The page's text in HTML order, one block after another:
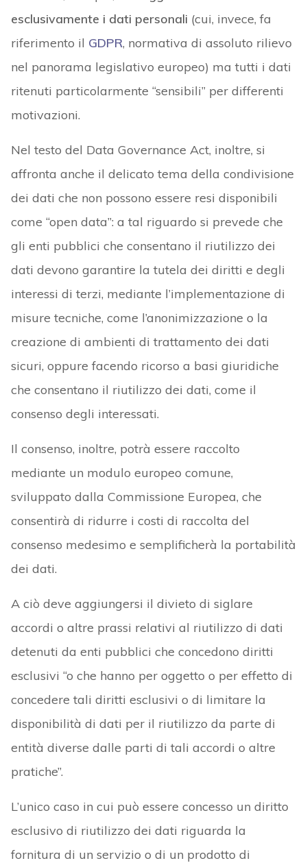
esclusivamente i dati personali (cui, invece, fa
riferimento il GDPR, normativa di assoluto rilievo
nel panorama legislativo europeo) ma tutti i dati
ritenuti particolarmente “sensibili” per differenti
motivazioni.
Nel testo del Data Governance Act, inoltre, si
affronta anche il delicato tema della condivisione
dei dati che non possono essere resi disponibili
come “open data”: a tal riguardo si prevede che
gli enti pubblici che consentano il riutilizzo dei
dati devono garantire la tutela dei diritti e degli
interessi di terzi, mediante l’implementazione di
misure tecniche, come l’anonimizzazione o la
creazione di ambienti di trattamento dei dati
sicuri, oppure facendo ricorso a basi giuridiche
che consentano il riutilizzo dei dati, come il
consenso degli interessati.
Il consenso, inoltre, potrà essere raccolto
mediante un modulo europeo comune,
sviluppato dalla Commissione Europea, che
consentirà di ridurre i costi di raccolta del
consenso medesimo e semplificherà la portabilità
dei dati.
A ciò deve aggiungersi il divieto di siglare
accordi o altre prassi relativi al riutilizzo di dati
detenuti da enti pubblici che concedono diritti
esclusivi “o che hanno per oggetto o per effetto di
concedere tali diritti esclusivi o di limitare la
disponibilità di dati per il riutilizzo da parte di
entità diverse dalle parti di tali accordi o altre
pratiche”.
L’unico caso in cui può essere concesso un diritto
esclusivo di riutilizzo dei dati riguarda la
fornitura di un servizio o di un prodotto di